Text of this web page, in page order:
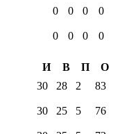
0 0 0 0
0 0 0
0
И В П
О
30 28 2 83
30 25 5 76